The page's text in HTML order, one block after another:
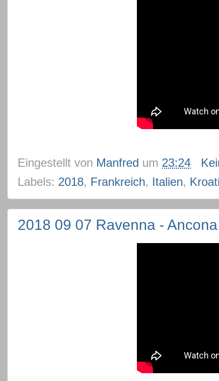
Eingestellt von Manfred um 23:24
Labels: 2018, Frankreich, Italien,
2018 09 07 Ravenna - Ancona